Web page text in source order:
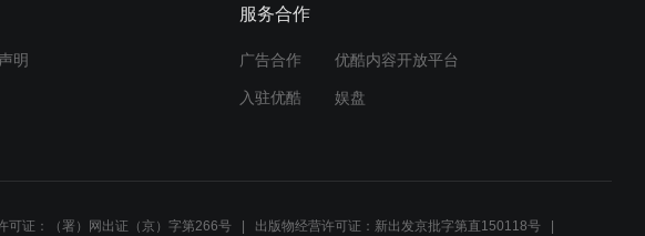
假备赛小白必看
明
服务合作
广告合作 优酷内容开放平台
入驻优酷 娱盘
可证：（署）网出证（京）字第266号 出版物经营许可证：新出发京批字第直150118号